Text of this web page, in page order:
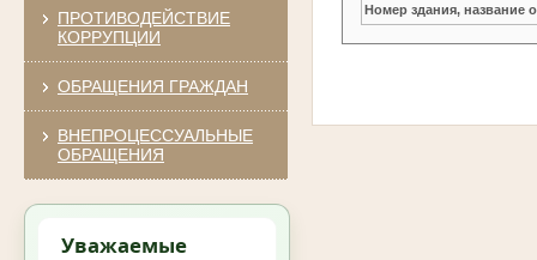
ПРОТИВОДЕЙСТВИЕ
КОРРУПЦИИ
ОБРАЩЕНИЯ ГРАЖДАН
ВНЕПРОЦЕССУАЛЬНЫЕ
ОБРАЩЕНИЯ
Уважаемые
Номер здания, название